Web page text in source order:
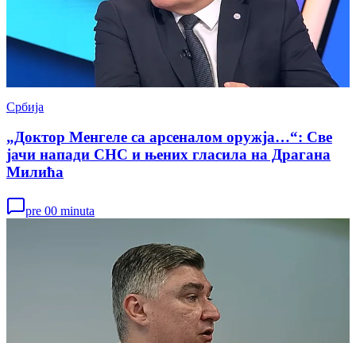
Србија
„Доктор Менгеле са арсеналом оружја…“: Све
јачи напади СНС и њених гласила на Драгана
Милића
pre 00 minuta